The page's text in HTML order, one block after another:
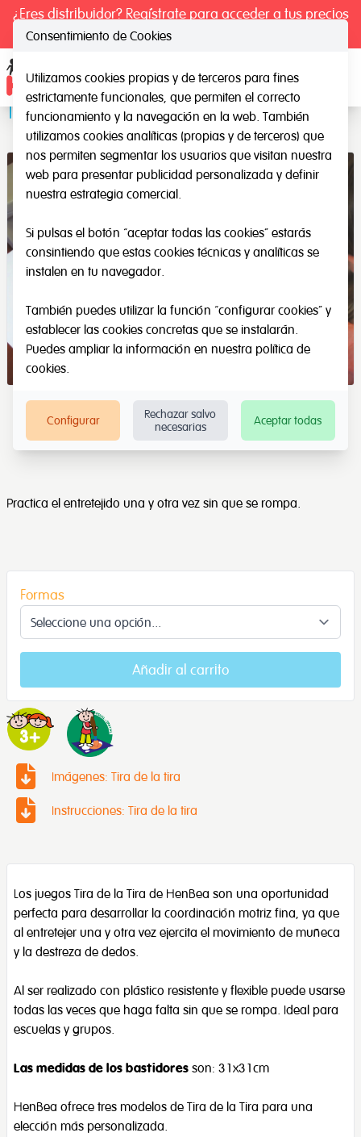
¿Eres distribuidor? Regístrate para acceder a tus precios
exclusivos.
Tira de la Tira
Practica el entretejido una y otra vez sin que se rompa.
Formas
Añadir al carrito
Imágenes: Tira de la tira
Instrucciones: Tira de la tira
Los juegos Tira de la Tira de HenBea son una oportunidad
perfecta para desarrollar la coordinación motriz fina, ya que
al entretejer una y otra vez ejercita el movimiento de muñeca
y la destreza de dedos.
Al ser realizado con plástico resistente y flexible puede usarse
todas las veces que haga falta sin que se rompa. Ideal para
escuelas y grupos.
Las medidas de los bastidores son: 31x31cm
HenBea ofrece tres modelos de Tira de la Tira para una
elección más personalizada.
Consentimiento de Cookies
Utilizamos cookies propias y de terceros para fines
estrictamente funcionales, que permiten el correcto
funcionamiento y la navegación en la web. También
utilizamos cookies analíticas (propias y de terceros) que
nos permiten segmentar los usuarios que visitan nuestra
web para presentar publicidad personalizada y definir
nuestra estrategia comercial.
Si pulsas el botón “aceptar todas las cookies” estarás
consintiendo que estas cookies técnicas y analíticas se
instalen en tu navegador.
También puedes utilizar la función “configurar cookies” y
establecer las cookies concretas que se instalarán.
Puedes ampliar la información en nuestra política de
cookies.
Configurar
Rechazar salvo
necesarias
Aceptar todas